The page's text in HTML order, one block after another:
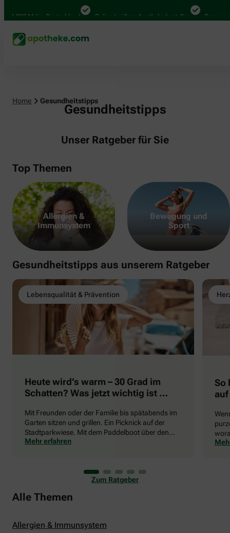
Mal in Deutschland Online bei Ihrer Apotheke bestellen Bequem
Home Gesundheitstipps
Gesundheitstipps
Unser Ratgeber für Sie
Top Themen
Allergien &
Immunsystem
Bewegung und
Sport
Gesundheitstipps aus unserem Ratgeber
Lebensqualität & Prävention
Heute wird’s warm – 30 Grad im
Schatten? Was jetzt wichtig ist …
Mit Freunden oder der Familie bis spätabends im
Garten sitzen und grillen. Ein Picknick auf der
Stadtparkwiese. Mit dem Paddelboot über den
See gleiten oder eine Radtour durch die blühende
er uns auch ganz schön zu schaffen. Wenn die
Temperaturen tagsüber auf mehr als 30 Grad
klettern und uns warme Tropennächte den Schlaf
rauben, sehnen wir uns oft nach einem
Mehr erfahren
So
die
Zum Ratgeber
Alle Themen
Allergien & Immunsystem